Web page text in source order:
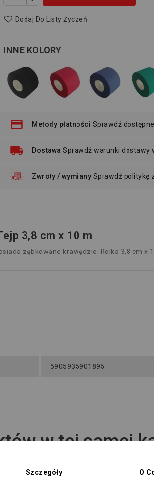
Dodaj Do Listy Życzeń
INNE KOLORY
Metody płatności Sprawdź
Dostawa Sprawdź warunki dostawy w
Zwroty / wymiany Sprawdź politykę
3,8 cm x 10 m
ząbkowane krawędzie. Rolka 3,8 cm x
5905935901895
w tej samej
Szczegóły O